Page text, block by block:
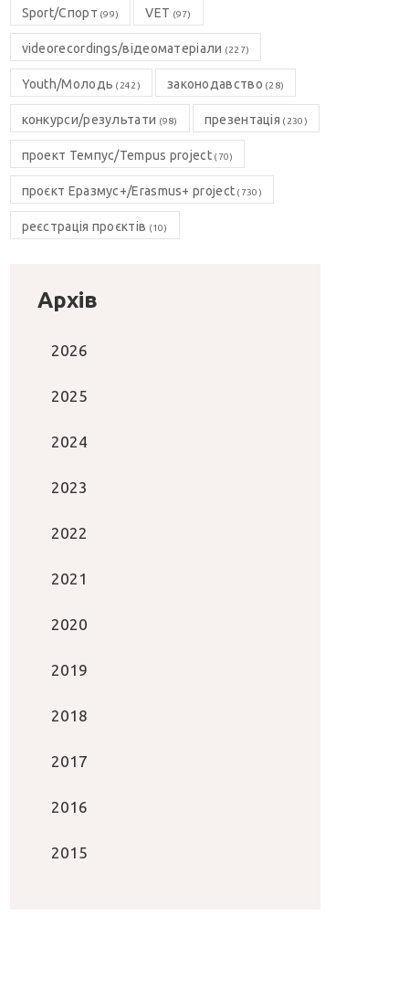
Sport/Спорт (99) VET (97)
videorecordings/відеоматеріали (227)
Youth/Молодь (242) законодавство (28)
конкурси/результати (98) презентація (230)
проект Темпус/Tempus project(70)
проєкт Еразмус+/Erasmus+ project (730)
реєстрація проєктів (10)
Архів
2026
2025
2024
2023
2022
2021
2020
2019
2018
2017
2016
2015